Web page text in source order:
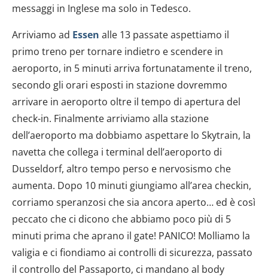
messaggi in Inglese ma solo in Tedesco.
Arriviamo ad Essen alle 13 passate aspettiamo il
primo treno per tornare indietro e scendere in
aeroporto, in 5 minuti arriva fortunatamente il treno,
secondo gli orari esposti in stazione dovremmo
arrivare in aeroporto oltre il tempo di apertura del
check-in. Finalmente arriviamo alla stazione
dell’aeroporto ma dobbiamo aspettare lo Skytrain, la
navetta che collega i terminal dell’aeroporto di
Dusseldorf, altro tempo perso e nervosismo che
aumenta. Dopo 10 minuti giungiamo all’area checkin,
corriamo speranzosi che sia ancora aperto… ed è così
peccato che ci dicono che abbiamo poco più di 5
minuti prima che aprano il gate! PANICO! Molliamo la
valigia e ci fiondiamo ai controlli di sicurezza, passato
il controllo del Passaporto, ci mandano al body